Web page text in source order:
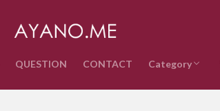
QUESTION CONTACT Category
音楽
インターネッ
テクノロジー
ライフスタイ
政治経済
時事ネタ
エンタメ・ス
雑記
QUESTION